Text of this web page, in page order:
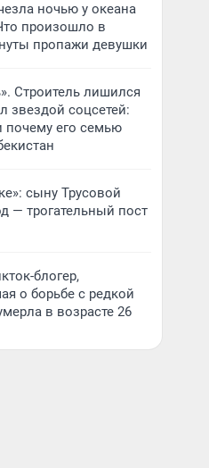
ночью у океана
произошло в
пропажи девушки
Строитель лишился
звездой соцсетей:
почему его семью
сыну Трусовой
— трогательный пост
блогер,
о борьбе с редкой
в возрасте 26